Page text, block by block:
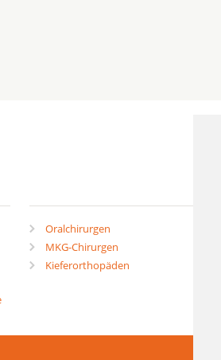
Oralchirurgen
MKG-Chirurgen
Kieferorthopäden